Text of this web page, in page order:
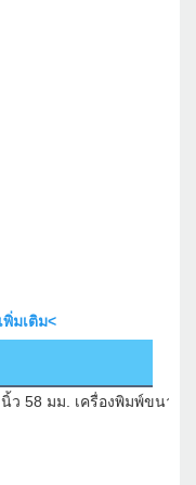
พิ่มเติม<